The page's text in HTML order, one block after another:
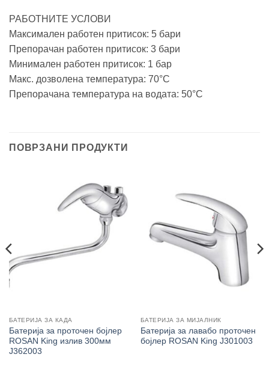
РАБОТНИТЕ УСЛОВИ
Максимален работен притисок: 5 бари
Препорачан работен притисок: 3 бари
Минимален работен притисок: 1 бар
Макс. дозволена температура: 70°C
Препорачана температура на водата: 50°C
ПОВРЗАНИ ПРОДУКТИ
БАТЕРИЈА ЗА КАДА
Батерија за проточен бојлер
ROSAN King излив 300мм
J362003
БАТЕРИЈА ЗА МИЈАЛНИК
Батерија за лавабо проточен
бојлер ROSAN King J301003